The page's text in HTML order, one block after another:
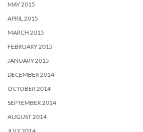
MAY 2015
APRIL 2015
MARCH 2015
FEBRUARY 2015
JANUARY 2015
DECEMBER 2014
OCTOBER 2014
SEPTEMBER 2014
AUGUST 2014